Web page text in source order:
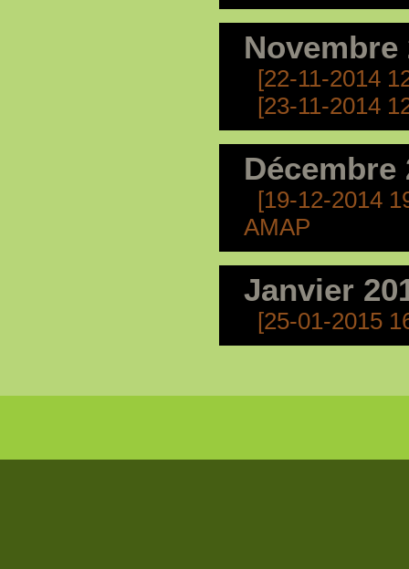
Novembre
[22-11-2014
[23-11-2014
Décembre
[19-12-2014
AMAP
Janvier
[25-01-2015